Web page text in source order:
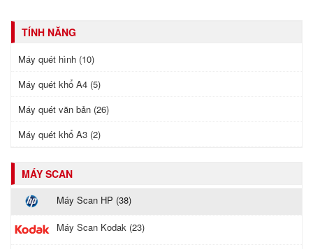
TÍNH NĂNG
Máy quét hình (10)
Máy quét khổ A4 (5)
Máy quét văn bản (26)
Máy quét khổ A3 (2)
MÁY SCAN
Máy Scan HP (38)
Máy Scan Kodak (23)